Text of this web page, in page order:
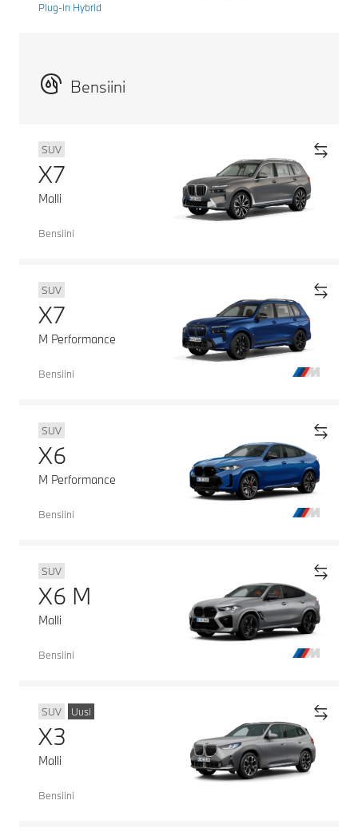
Plug-in Hybrid
Bensiini
SUV
X7
Malli
Bensiini
SUV
X7
M Performance
Bensiini
SUV
X6
M Performance
Bensiini
SUV
X6 M
Malli
Bensiini
SUV Uusi
X3
Malli
Bensiini